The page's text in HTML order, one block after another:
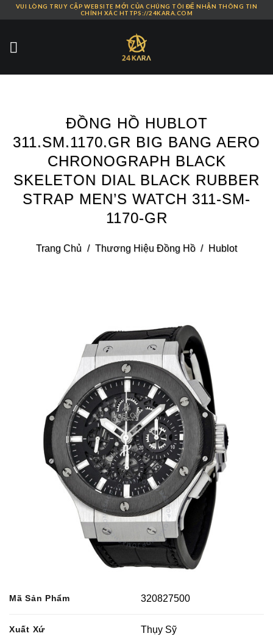
Skip
content
VUI LÒNG TRUY CẬP WEBSITE MỚI CỦA CHÚNG TÔI ĐỂ NHẬN THÔNG TIN
CHÍNH XÁC HTTPS://24KARA.COM
ĐỒNG HỒ HUBLOT
311.SM.1170.GR BIG BANG AERO
CHRONOGRAPH BLACK
SKELETON DIAL BLACK RUBBER
STRAP MEN’S WATCH 311-SM-
1170-GR
Trang Chủ / Thương Hiệu Đồng Hồ / Hublot
Mã Sản Phẩm 320827500
Xuất Xứ Thụy Sỹ